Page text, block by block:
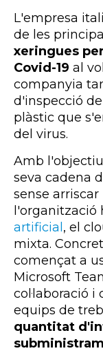
L'empresa
de les
xeringues
Covid-19 al
companyia
d'inspecció
plàstic que
del virus.
Amb
seva cadena
sense
l'organització
artificial, el
mixta.
començat a
Microsoft
col·laboració
equips de
quantitat